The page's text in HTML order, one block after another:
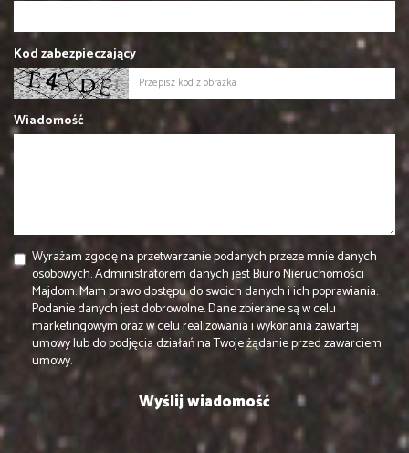
Kod zabezpieczający
Wiadomość
Wyrażam zgodę na przetwarzanie podanych przeze mnie danych
osobowych. Administratorem danych jest Biuro Nieruchomości
Majdom. Mam prawo dostępu do swoich danych i ich poprawiania.
Podanie danych jest dobrowolne. Dane zbierane są w celu
marketingowym oraz w celu realizowania i wykonania zawartej
umowy lub do podjęcia działań na Twoje żądanie przed zawarciem
umowy.